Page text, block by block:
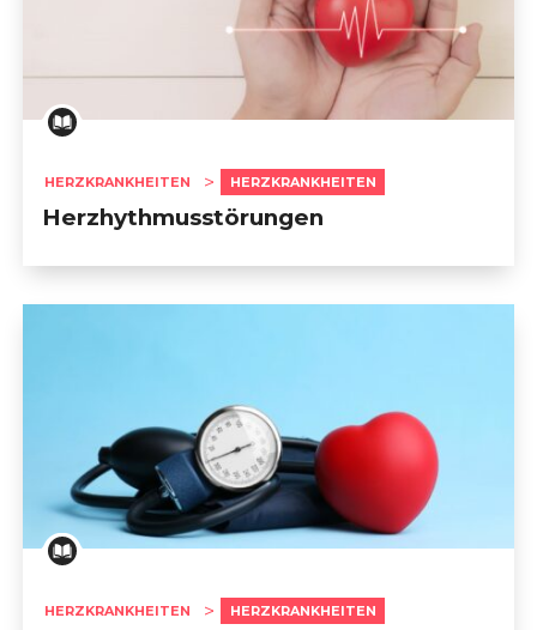
HERZKRANKHEITEN HERZKRANKHEITEN
Herzhythmusstörungen
HERZKRANKHEITEN HERZKRANKHEITEN